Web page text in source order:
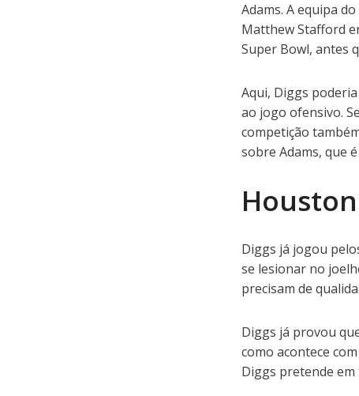
Adams. A equipa
Matthew Stafford
Super Bowl, antes
Aqui, Diggs
ao jogo ofensivo.
competição
sobre Adams, que
Diggs já jogou
se lesionar no
precisam de
Diggs já provou
como acontece
Diggs pretende